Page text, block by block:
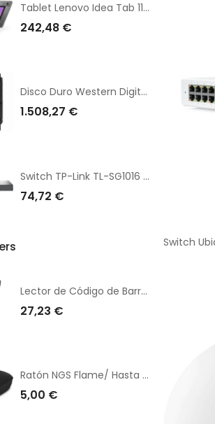
Tablet Lenovo Idea Tab 11"/ 8GB/ 256GB/ Octacore/ Gris Luna/ Incluye Lenovo Tab Pen
242,48 €
Disco Duro Western Digital WD Purple Pro Surveillance 26TB/ 3.5"/ SATA III/ 512MB
1.508,27 €
Switch TP-Link TL-SG1016 V2 16 Puertos/ RJ-45 10/100/1000
74,72 €
Lector de Código de Barras 1D Premier MS3-1D/ USB
27,23 €
Ratón NGS Flame/ Hasta 1000 DPI
5,00 €